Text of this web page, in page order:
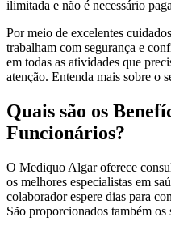
ilimitada e não é necessário
Por meio de excelentes
trabalham com segurança e
em todas as atividades que
atenção. Entenda mais sobre o
Quais são os
Funcionários?
O Mediquo Algar oferece
os melhores especialistas em
colaborador espere dias para
São proporcionados também os